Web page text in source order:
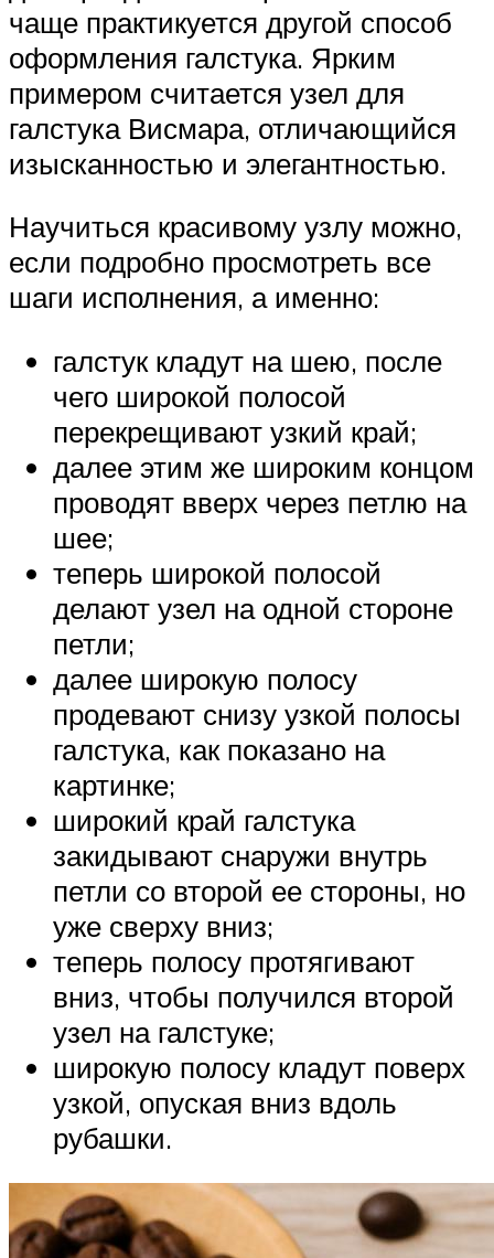
чаще практикуется другой способ
оформления галстука. Ярким
примером считается узел для
галстука Висмара, отличающийся
изысканностью и элегантностью.
Научиться красивому узлу можно,
если подробно просмотреть все
шаги исполнения, а именно:
галстук кладут на шею, после
чего широкой полосой
перекрещивают узкий край;
далее этим же широким концом
проводят вверх через петлю на
шее;
теперь широкой полосой
делают узел на одной стороне
петли;
далее широкую полосу
продевают снизу узкой полосы
галстука, как показано на
картинке;
широкий край галстука
закидывают снаружи внутрь
петли со второй ее стороны, но
уже сверху вниз;
теперь полосу протягивают
вниз, чтобы получился второй
узел на галстуке;
широкую полосу кладут поверх
узкой, опуская вниз вдоль
рубашки.